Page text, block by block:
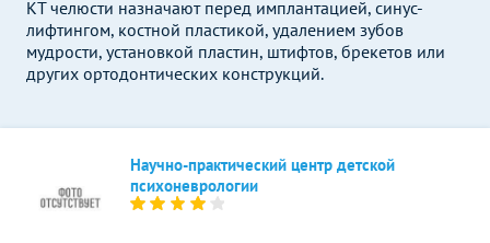
КТ челюсти назначают перед имплантацией, синус-
лифтингом, костной пластикой, удалением зубов
мудрости, установкой пластин, штифтов, брекетов или
других ортодонтических конструкций.
Научно-практический центр детской
психоневрологии